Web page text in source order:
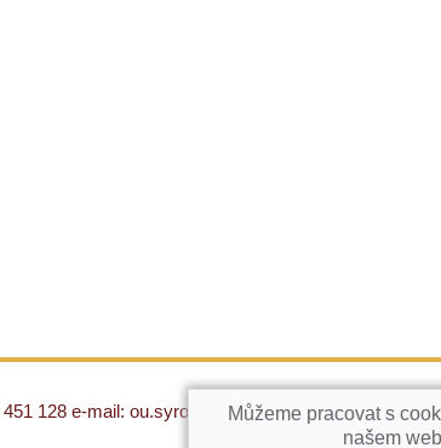
128 e-mail: ou.syrovatka@c-box.cz
Můžeme pracovat s
našem